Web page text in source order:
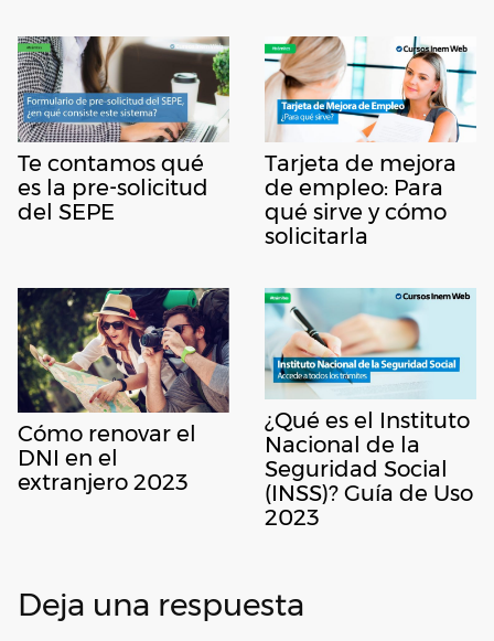
Te contamos qué
es la pre-solicitud
del SEPE
Tarjeta de mejora
de empleo: Para
qué sirve y cómo
solicitarla
Cómo renovar el
DNI en el
extranjero 2023
¿Qué es el Instituto
Nacional de la
Seguridad Social
(INSS)? Guía de Uso
2023
Deja una respuesta